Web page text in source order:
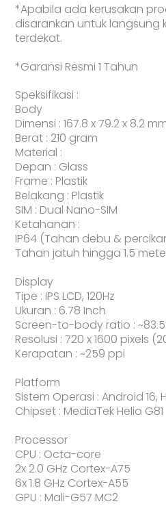
*Apabila ada kerusakan
disarankan untuk langsung
terdekat.
*Garansi Resmi 1 Tahun
Speksifikasi :
Body
Dimensi : 167.8 x 79.2 x 8.2
Berat : 210 gram
Material :
Depan : Glass
Frame : Plastik
Belakang : Plastik
SIM : Dual Nano-SIM
Ketahanan :
IP64 (Tahan debu &
Tahan jatuh hingga 1.5
Display
Tipe : IPS LCD, 120Hz
Ukuran : 6.78 Inch
Screen-to-body ratio :
Resolusi : 720 x 1600 pixels
Kerapatan : ~259 ppi
Platform
Sistem Operasi : Android 16,
Chipset : MediaTek Helio G81
Processor
CPU : Octa-core
2x 2.0 GHz Cortex-A75
6x 1.8 GHz Cortex-A55
GPU : Mali-G57 MC2